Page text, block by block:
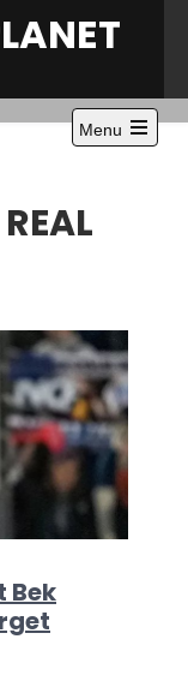
Menu
Bek